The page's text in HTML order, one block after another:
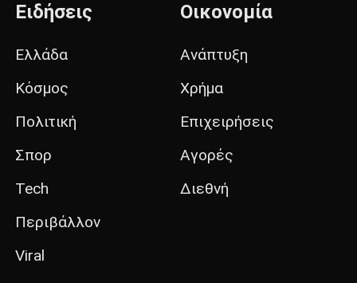
Ειδήσεις
Ελλάδα
Κόσμος
Πολιτική
Σπορ
Tech
Περιβάλλον
Viral
Οικονομία
Ανάπτυξη
Χρήμα
Επιχειρήσεις
Αγορές
Διεθνή